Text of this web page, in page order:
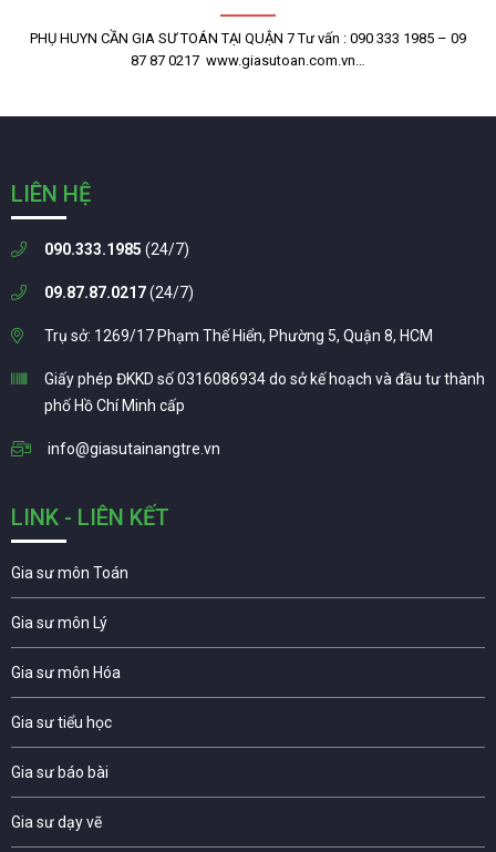
PHỤ HUYN CẦN GIA SƯ TOÁN TẠI QUẬN 7 Tư vấn : 090 333 1985 – 09
87 87 0217 www.giasutoan.com.vn…
LIÊN HỆ
090.333.1985 (24/7)
09.87.87.0217(24/7)
Trụ sở: 1269/17 Phạm Thế Hiển, Phường 5, Quận 8, HCM
Giấy phép ĐKKD số 0316086934 do sở kế hoạch và đầu tư thành
phố Hồ Chí Minh cấp
info@giasutainangtre.vn
LINK - LIÊN KẾT
Gia sư môn Toán
Gia sư môn Lý
Gia sư môn Hóa
Gia sư tiểu học
Gia sư báo bài
Gia sư dạy vẽ